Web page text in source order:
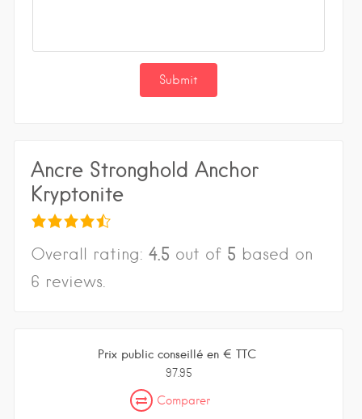
Ancre Stronghold Anchor
Kryptonite
Overall rating: 4.5 out of 5 based on
6 reviews.
Prix public conseillé en € TTC
97.95
Comparer